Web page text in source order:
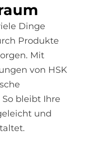
Dinge
Produkte
Mit
von HSK
bleibt Ihre
und